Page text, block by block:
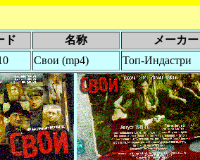
ド 名称
メーカー
Свои (mp4) Топ-Индастри